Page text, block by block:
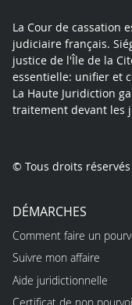
La Cour de cassation
judiciaire français.
justice de l'Île de la
essentielle: unifier et
La Haute Juridiction
traitement devant les
© Tous droits réservés
DÉMARCHES
Comment faire un
Suivre mon affaire
Aide juridictionnelle